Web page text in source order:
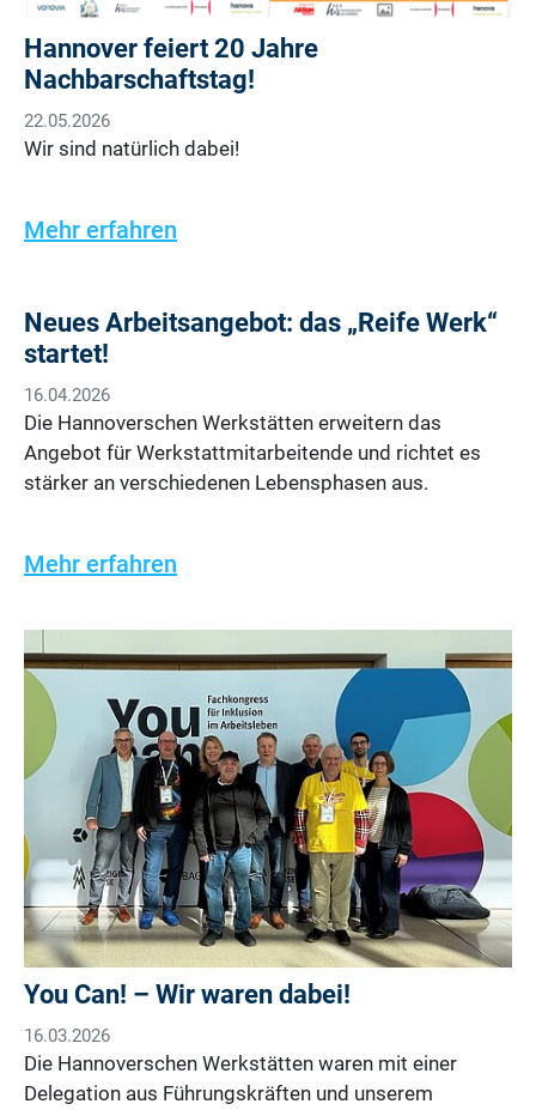
Hannover feiert 20 Jahre
Nachbarschaftstag!
22.05.2026
Wir sind natürlich dabei!
Mehr erfahren
Neues Arbeitsangebot: das „Reife Werk“
startet!
16.04.2026
Die Hannoverschen Werkstätten erweitern das
Angebot für Werkstattmitarbeitende und richtet es
stärker an verschiedenen Lebensphasen aus.
Mehr erfahren
You Can! – Wir waren dabei!
16.03.2026
Die Hannoverschen Werkstätten waren mit einer
Delegation aus Führungskräften und unserem